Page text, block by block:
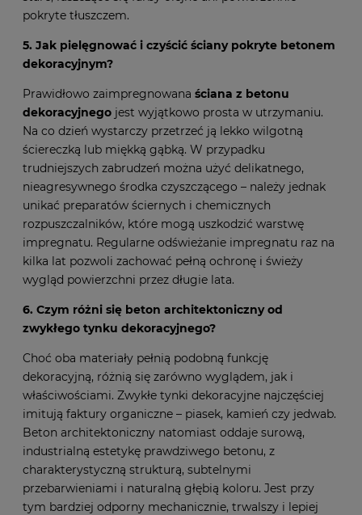
pokryte tłuszczem.
5. Jak pielęgnować i czyścić ściany pokryte betonem
dekoracyjnym?
Prawidłowo zaimpregnowana ściana z betonu
dekoracyjnego jest wyjątkowo prosta w utrzymaniu.
Na co dzień wystarczy przetrzeć ją lekko wilgotną
ściereczką lub miękką gąbką. W przypadku
trudniejszych zabrudzeń można użyć delikatnego,
nieagresywnego środka czyszczącego – należy jednak
unikać preparatów ściernych i chemicznych
rozpuszczalników, które mogą uszkodzić warstwę
impregnatu. Regularne odświeżanie impregnatu raz na
kilka lat pozwoli zachować pełną ochronę i świeży
wygląd powierzchni przez długie lata.
6. Czym różni się beton architektoniczny od
zwykłego tynku dekoracyjnego?
Choć oba materiały pełnią podobną funkcję
dekoracyjną, różnią się zarówno wyglądem, jak i
właściwościami. Zwykłe tynki dekoracyjne najczęściej
imitują faktury organiczne – piasek, kamień czy jedwab.
Beton architektoniczny natomiast oddaje surową,
industrialną estetykę prawdziwego betonu, z
charakterystyczną strukturą, subtelnymi
przebarwieniami i naturalną głębią koloru. Jest przy
tym bardziej odporny mechanicznie, trwalszy i lepiej